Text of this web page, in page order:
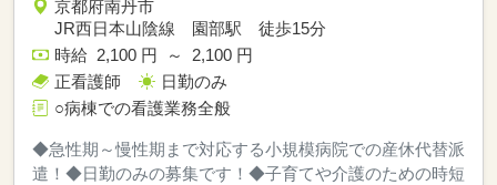
京都府南丹市
JR西日本山陰線 園部駅 徒歩15分
時給 2,100 円 ～ 2,100 円
正看護師
日勤のみ
○病棟での看護業務全般
◆急性期～慢性期まで対応する小規模病院での産休代替派
遣！◆日勤のみの募集です！◆子育てや介護のための時短